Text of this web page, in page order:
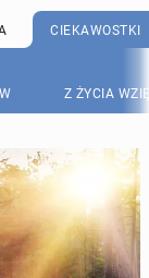
CIEKAWOSTKI
Z ŻYCIA